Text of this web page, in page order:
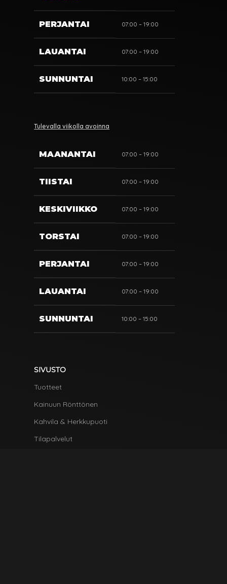
PERJANTAI 07:00 – 19:00
LAUANTAI 07:00 – 19:00
SUNNUNTAI 10:00 – 15:00
Tulevalla viikolla avoinna
MAANANTAI 07:00 – 19:00
TIISTAI 07:00 – 19:00
KESKIVIIKKO 07:00 – 19:00
TORSTAI 07:00 – 19:00
PERJANTAI 07:00 – 19:00
LAUANTAI 07:00 – 19:00
SUNNUNTAI 10:00 – 15:00
SIVUSTO
Tuotteet
Kainuun Rönttönen
Kahvila & Herkkupuoti
Tilapalvelut